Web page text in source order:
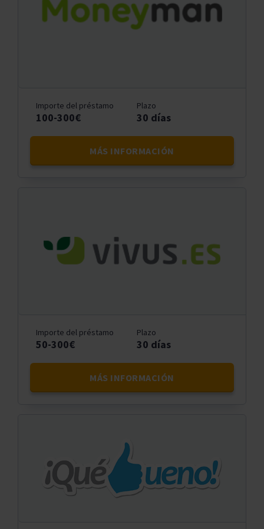
Importe del préstamo
100-300€
Plazo
30 días
MÁS INFORMACIÓN
Importe del préstamo
50-300€
Plazo
30 días
MÁS INFORMACIÓN